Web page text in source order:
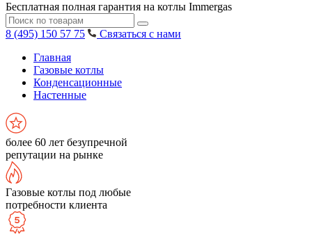
Бесплатная полная гарантия на котлы Immergas
8 (495) 150 57 75
Связаться с нами
Главная
Газовые котлы
Конденсационные
Настенные
более 60 лет безупречной
репутации на рынке
Газовые котлы под любые
потребности клиента